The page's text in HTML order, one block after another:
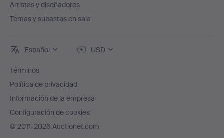
Artistas y diseñadores
Temas y subastas en sala
Español USD
Términos
Política de privacidad
Información de la empresa
Configuración de cookies
© 2011-2026 Auctionet.com